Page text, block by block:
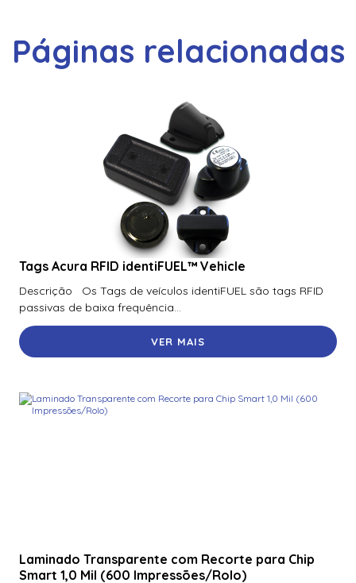
Páginas relacionadas
Tags Acura RFID identiFUEL™ Vehicle
Descrição Os Tags de veículos identiFUEL são tags RFID
passivas de baixa frequência...
VER MAIS
Laminado Transparente com Recorte para Chip
Smart 1,0 Mil (600 Impressões/Rolo)